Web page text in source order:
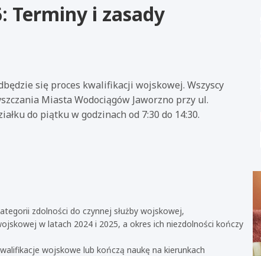
Terminy i zasady
się proces kwalifikacji wojskowej. Wszyscy
Miasta Wodociągów Jaworzno przy ul.
do piątku w godzinach od 7:30 do 14:30.
zdolności do czynnej służby wojskowej,
w latach 2024 i 2025, a okres ich niezdolności kończy
wojskowe lub kończą naukę na kierunkach